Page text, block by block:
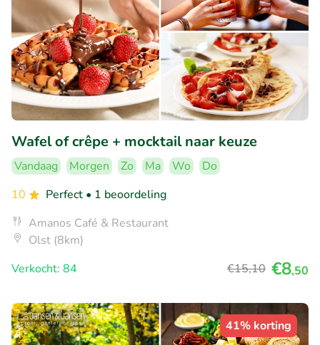
Wafel of crêpe + mocktail naar keuze
Vandaag Morgen Zo Ma Wo
Do
10
Perfect • 1 beoordeling
Amanos Café & Restaurant
Olst (8km)
Verkocht: 84
€15,10 €8,50
41% korting